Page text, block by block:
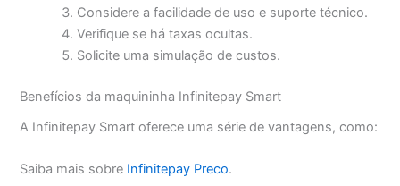
Considere a facilidade de uso e suporte técnico.
Verifique se há taxas ocultas.
Solicite uma simulação de custos.
Benefícios da maquininha Infinitepay Smart
A Infinitepay Smart oferece uma série de vantagens, como:
Saiba mais sobre Infinitepay Preco.